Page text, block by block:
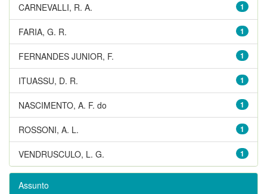
1
CARNEVALLI, R. A.
1
FARIA, G. R.
1
FERNANDES JUNIOR, F.
1
ITUASSU, D. R.
1
NASCIMENTO, A. F. do
1
ROSSONI, A. L.
1
VENDRUSCULO, L. G.
Assunto